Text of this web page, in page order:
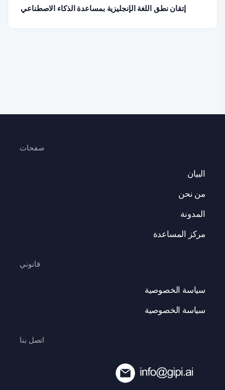
إتقان نطق اللغة الإنجليزية بمساعدة الذكاء الاصطناعي
صفحات
البيان
من نحن
المدونة
مركز المساعدة
قانوني
سياسة الخصوصية
سياسة الخصوصية
اتصل بنا